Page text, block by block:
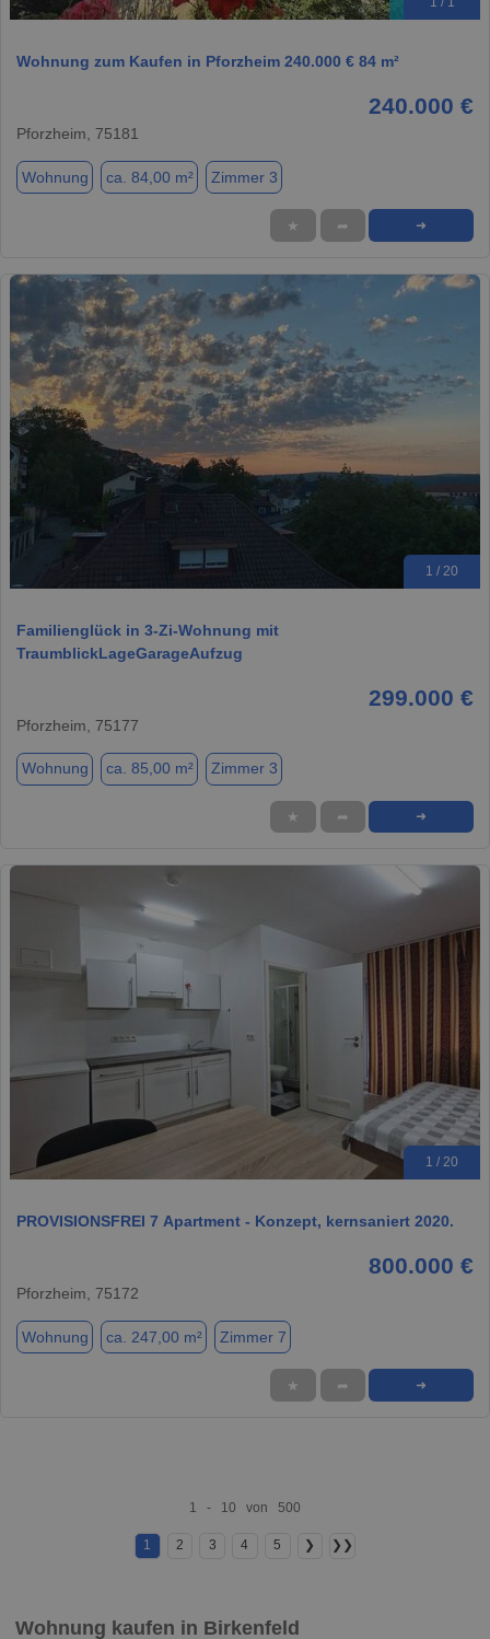
Wohnung zum Kaufen in Pforzheim 240.000 € 84 m²
240.000 €
Pforzheim, 75181
Wohnung ca. 84,00 m² Zimmer 3
★ ➦ ➜
1 / 20
Familienglück in 3-Zi-Wohnung mit
TraumblickLageGarageAufzug
299.000 €
Pforzheim, 75177
Wohnung ca. 85,00 m² Zimmer 3
★ ➦ ➜
1 / 20
PROVISIONSFREI 7 Apartment - Konzept, kernsaniert 2020.
800.000 €
Pforzheim, 75172
Wohnung ca. 247,00 m² Zimmer 7
★ ➦ ➜
1 - 10 von 500
1 2 3 4 5 ❯ ❯❯
Wohnung kaufen in Birkenfeld